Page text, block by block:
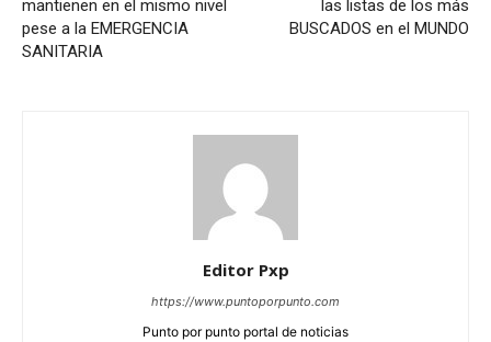
mantienen en el mismo nivel
pese a la EMERGENCIA
SANITARIA
las listas de los más
BUSCADOS en el MUNDO
Editor Pxp
https://www.puntoporpunto.com
Punto por punto portal de noticias